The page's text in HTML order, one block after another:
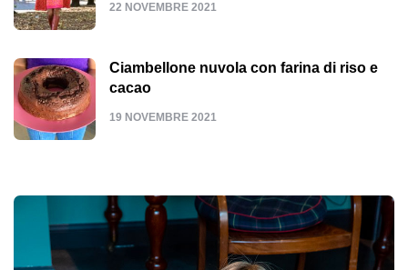
22 NOVEMBRE 2021
Ciambellone nuvola con farina di riso e
cacao
19 NOVEMBRE 2021